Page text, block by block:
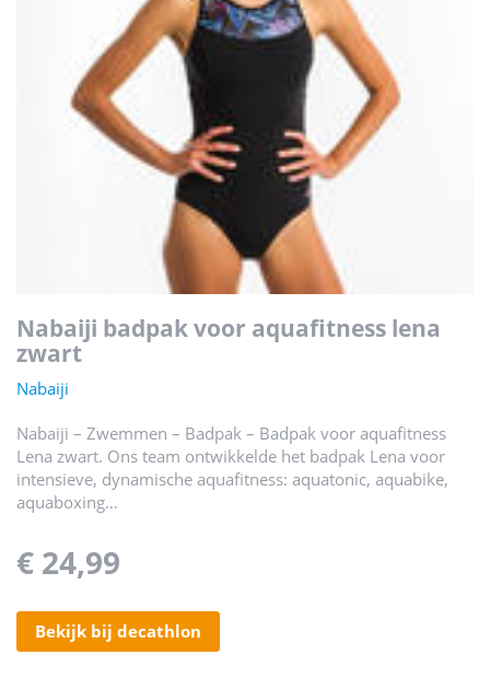
nabaiji badpak voor aquafitness lena
zwart
Nabaiji
Nabaiji – Zwemmen – Badpak – Badpak voor aquafitness
Lena zwart. Ons team ontwikkelde het badpak Lena voor
intensieve, dynamische aquafitness: aquatonic, aquabike,
aquaboxing…
€ 24,99
bekijk bij decathlon